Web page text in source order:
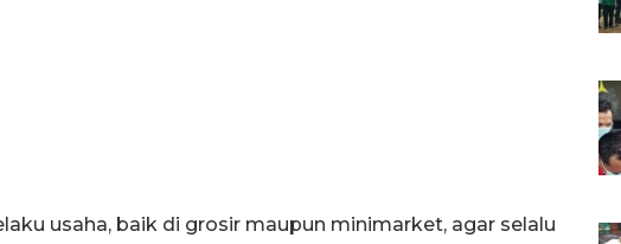
usaha, baik di grosir maupun minimarket, agar selalu